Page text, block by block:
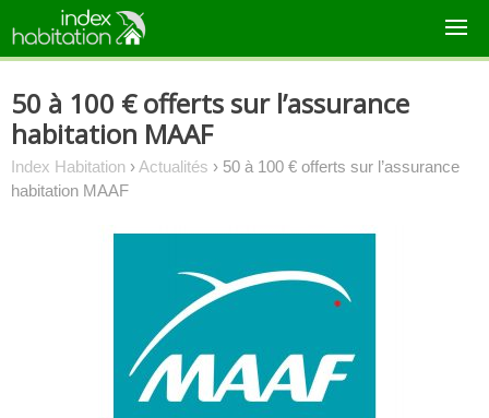
content
50 à 100 € offerts sur l’assurance
habitation MAAF
Index Habitation ›Actualités › 50 à 100 € offerts sur l’assurance
habitation MAAF